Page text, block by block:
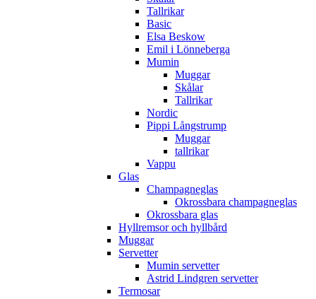
Tallrikar
Basic
Elsa Beskow
Emil i Lönneberga
Mumin
Muggar
Skålar
Tallrikar
Nordic
Pippi Långstrump
Muggar
tallrikar
Vappu
Glas
Champagneglas
Okrossbara champagneglas
Okrossbara glas
Hyllremsor och hyllbård
Muggar
Servetter
Mumin servetter
Astrid Lindgren servetter
Termosar